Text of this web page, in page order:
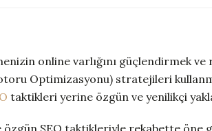
online varlığını güçlendirmek
Optimizasyonu) stratejileri
taktikleri yerine özgün ve yenilikçi
SEO taktikleriyle rekabette öne